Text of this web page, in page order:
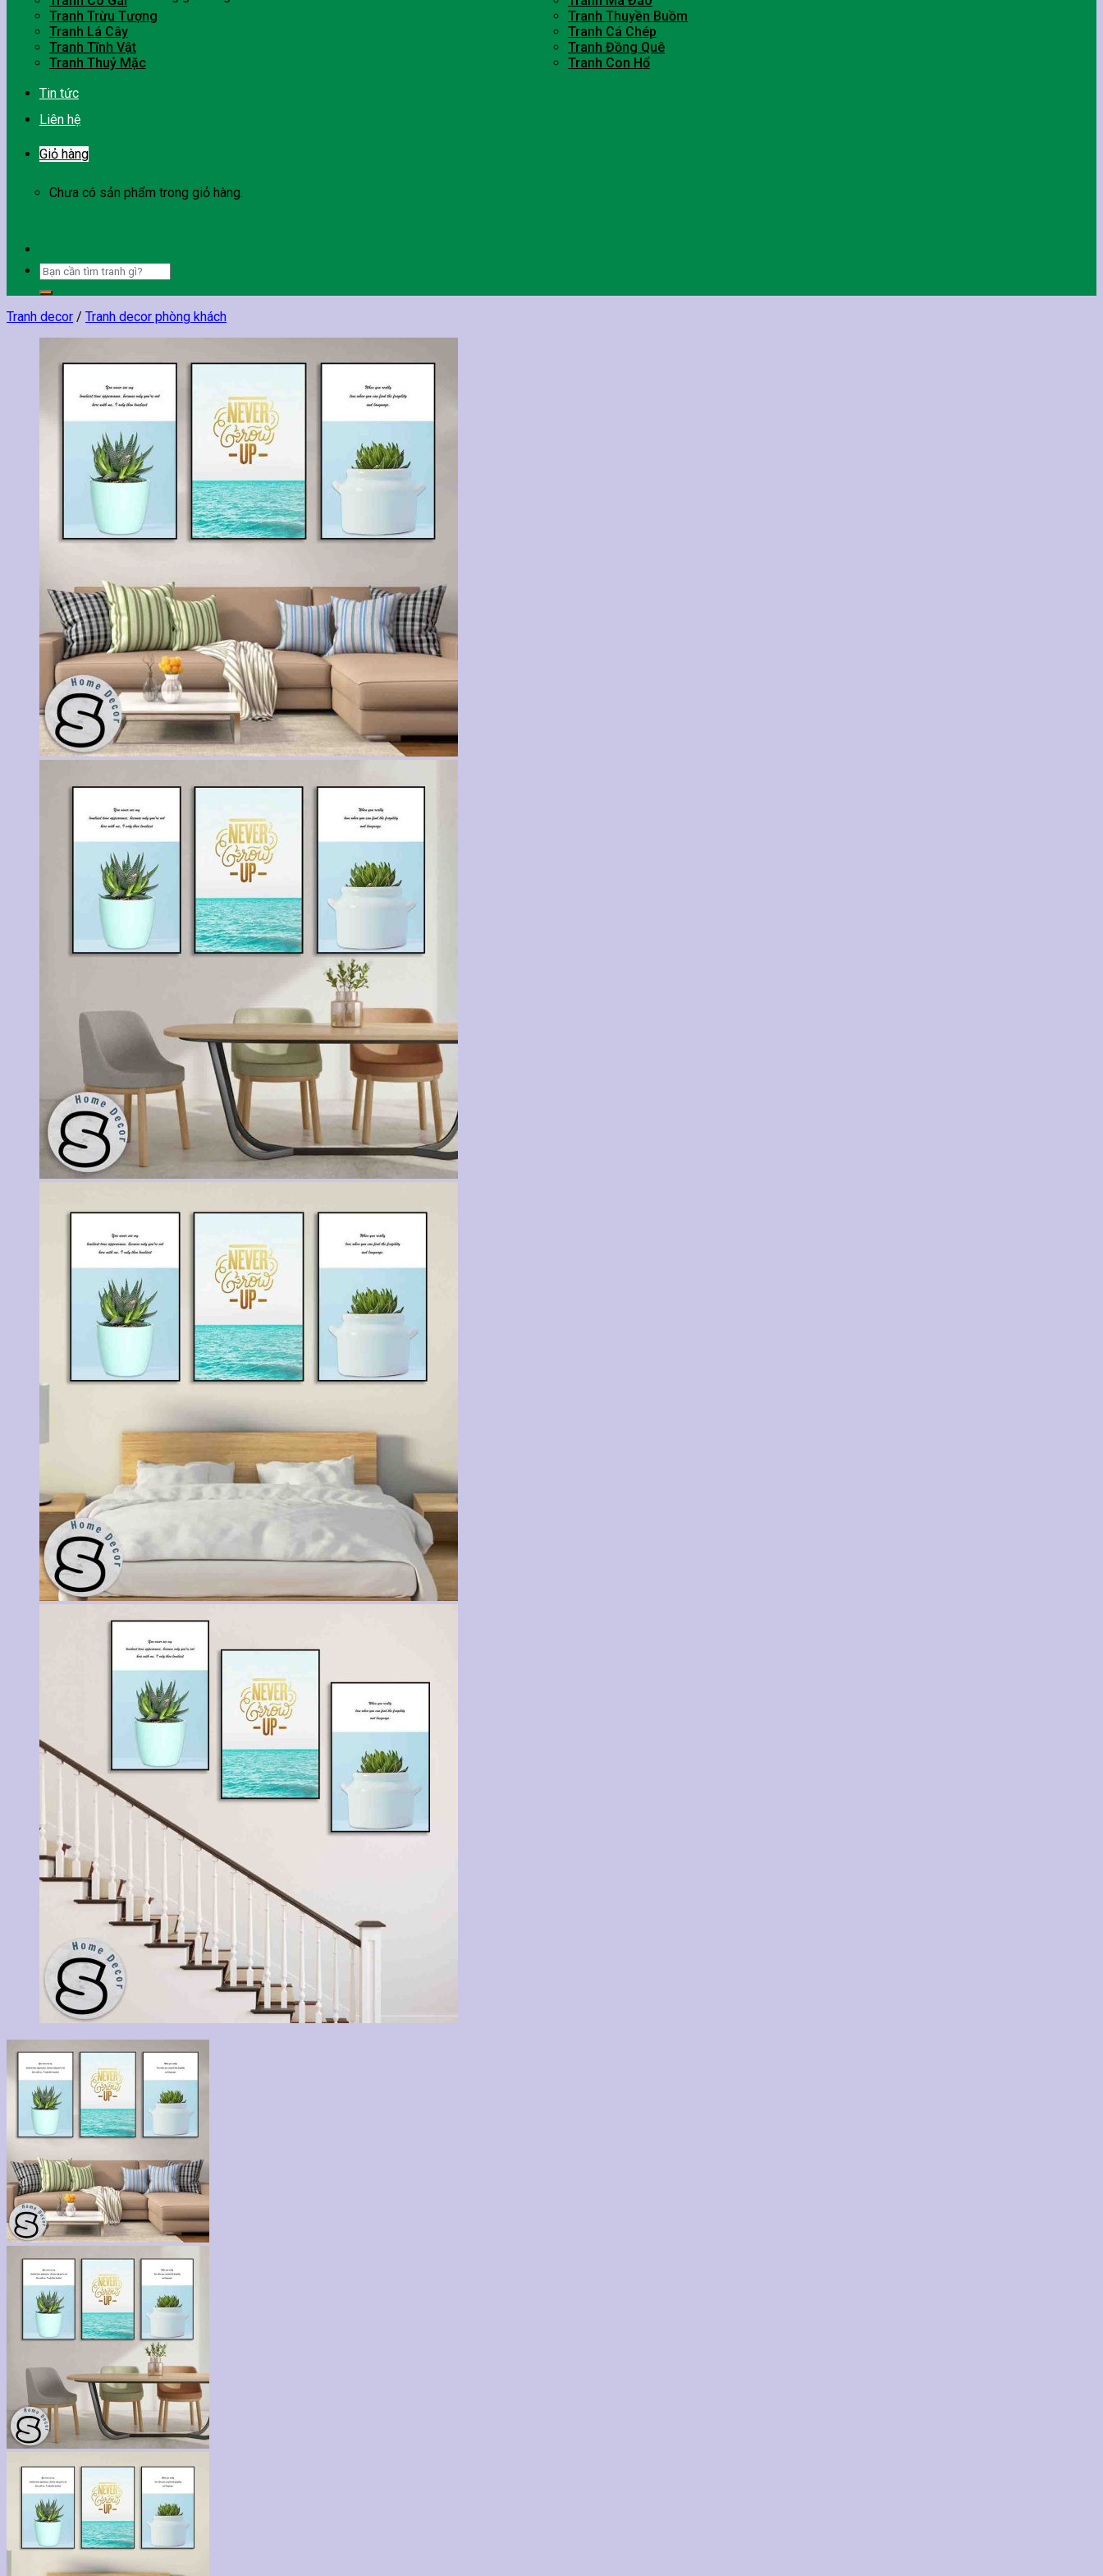
Tranh Trừu Tượng
Tranh Thuyền Buồm
Tranh Lá Cây
Tranh Cá Chép
Tranh Tĩnh Vật
Tranh Đồng Quê
Tranh Thuỷ Mặc
Tranh Con Hổ
Tin tức
Liên hệ
Giỏ hàng
Chưa có sản phẩm trong giỏ hàng.
Tìm
kiếm:
Tranh decor / Tranh decor phòng khách